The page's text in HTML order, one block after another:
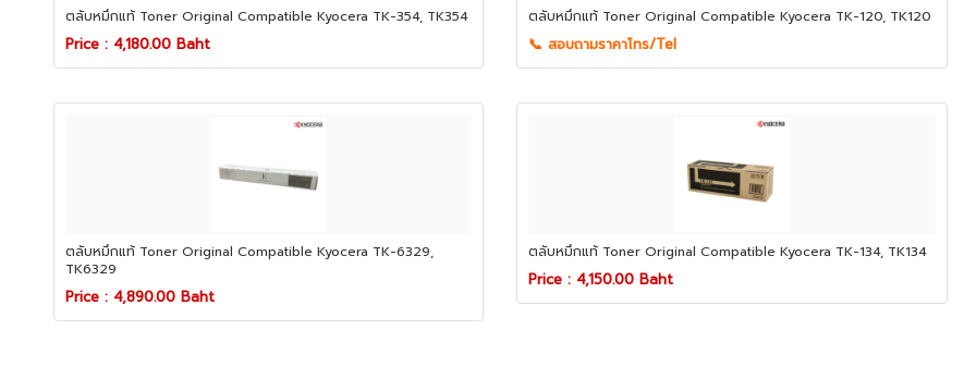
ตลับหมึกแท้ Toner Original Compatible Kyocera TK-354, TK354
Price : 4,180.00 Baht
ตลับหมึกแท้ Toner Original Compatible Kyocera TK-120, TK120
📞 สอบถามราคาโทร/Tel
ตลับหมึกแท้ Toner Original Compatible Kyocera TK-6329,
TK6329
Price : 4,890.00 Baht
ตลับหมึกแท้ Toner Original Compatible Kyocera TK-134, TK134
Price : 4,150.00 Baht